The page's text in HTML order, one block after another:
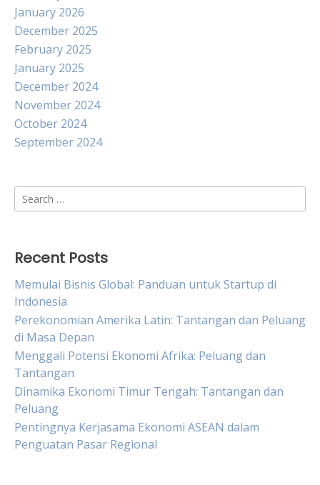
January 2026
December 2025
February 2025
January 2025
December 2024
November 2024
October 2024
September 2024
Search
for:
Recent Posts
Memulai Bisnis Global: Panduan untuk Startup di
Indonesia
Perekonomian Amerika Latin: Tantangan dan Peluang
di Masa Depan
Menggali Potensi Ekonomi Afrika: Peluang dan
Tantangan
Dinamika Ekonomi Timur Tengah: Tantangan dan
Peluang
Pentingnya Kerjasama Ekonomi ASEAN dalam
Penguatan Pasar Regional